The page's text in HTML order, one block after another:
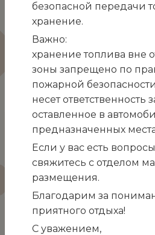
Уважаемые Гости санатория
Приглашаем Вас
медицинской услугой.
Вакуумное промывание
«Тонзиллор».
Озоно-ультразвуковой
«Тонзиллор»предназначен
консервативного лечения
органов путем
энергией низкочастотного
безопасной передачи
хранение.
Важно:
хранение топлива вне
зоны запрещено по
пожарной
несет ответственность
оставленное в
предназначенных
Если у вас есть
свяжитесь с отделом
размещения.
Благодарим за
приятного отдыха!
С уважением,